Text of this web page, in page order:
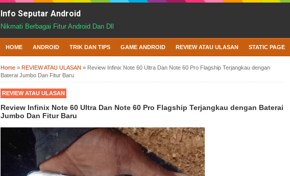
Info Seputar Android
Nikmati Berbagai Fitur Android Dan Dll
HOME ANDROID TRIK DAN TIPS GAME ANDROID REVIEW ATAU ULASAN STATIC PAGE
Home » REVIEW ATAU ULASAN » Review Infinix Note 60 Ultra Dan Note 60 Pro Flagship Terjangkau dengan
Baterai Jumbo Dan Fitur Baru
REVIEW ATAU ULASAN
Review Infinix Note 60 Ultra Dan Note 60 Pro Flagship Terjangkau dengan Baterai
Jumbo Dan Fitur Baru